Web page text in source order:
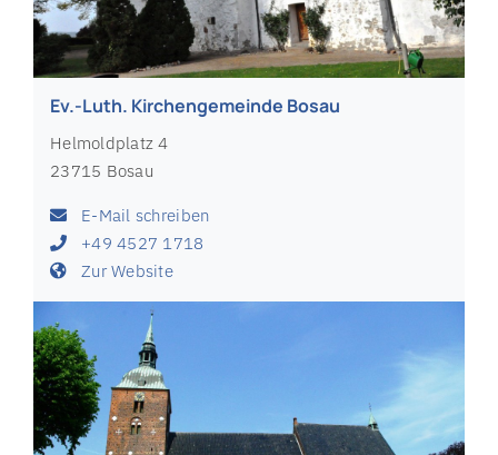
Ev.-Luth. Kirchengemeinde Bosau
Helmoldplatz 4
23715 Bosau
E-Mail schreiben
+49 4527 1718
Zur Website